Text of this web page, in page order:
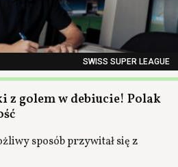
SWISS SUPER LEAGUE
z golem w debiucie! Polak
sposób przywitał się z